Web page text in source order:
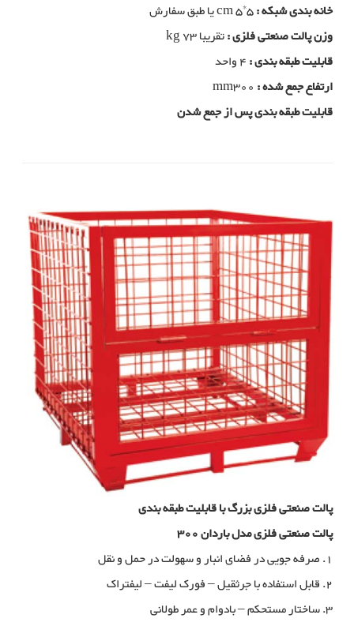
خانه بندی شبکه :cm 5*5 یا طبق سفارش
وزن پالت صنعتی فلزی :تقریبا kg 73
قابلیت طبقه بندی :
ارتفاع جمع شده : mm300
قابلیت طبقه بندی پس از جمع شدن
پالت صنعتی فلزی بزرگ با قابلیت طبقه بندی
پالت صنعتی فلزی مدل باردان 300
1. صرفه جویی در فضای انبار و سهولت در حمل و نقل
2. قابل استفاده با جرثقیل – فورک لیفت – لیفتراک
3. ساختار مستحکم – بادوام و عمر طولانی